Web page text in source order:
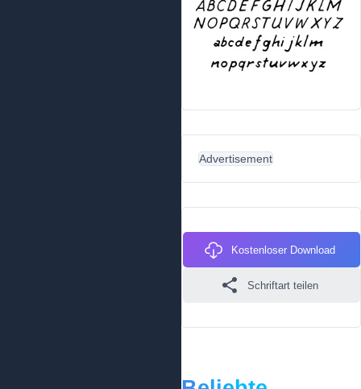
Advertisement
Kostenloser Download
Schriftart teilen